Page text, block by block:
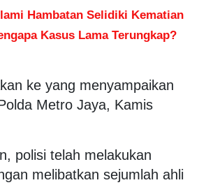
Hambatan Selidiki Kematian
Kasus Lama Terungkap?
ke yang menyampaikan
Metro Jaya, Kamis
polisi telah melakukan
melibatkan sejumlah ahli